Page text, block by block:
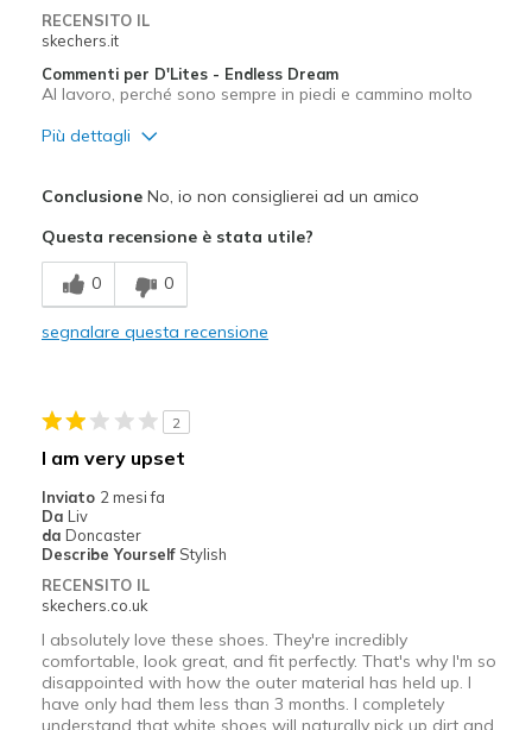
RECENSITO IL
skechers.it
Commenti per D'Lites - Endless Dream
Al lavoro, perché sono sempre in piedi e cammino molto
Più dettagli
Imbottitura non buona
Migliori Utilizzi:
Abbigliamento casual
Taglie
Punti di vista sulle scarpe
ConclusioneNo, io non consiglierei ad un amico
Questa recensione è stata utile?
0 0
segnalare questa recensione
2
I am very upset
Inviato 2 mesi fa
Da Liv
da Doncaster
Describe Yourself Stylish
RECENSITO IL
skechers.co.uk
I absolutely love these shoes. They're incredibly
comfortable, look great, and fit perfectly. That's why I'm so
disappointed with how the outer material has held up. I
have only had them less than 3 months. I completely
understand that white shoes will naturally pick up dirt and